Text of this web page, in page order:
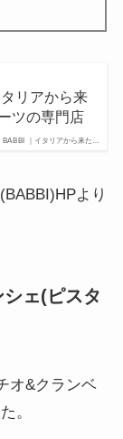
BABBI ｜イタリアから来た…
リアから来
ツの専門店
より
ェ(ピスタ
オ&クランベ
。